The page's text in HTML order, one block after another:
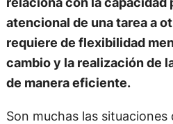
atencional de una tarea a
requiere de flexibilidad
cambio y la realización de
de manera eficiente.
Son muchas las